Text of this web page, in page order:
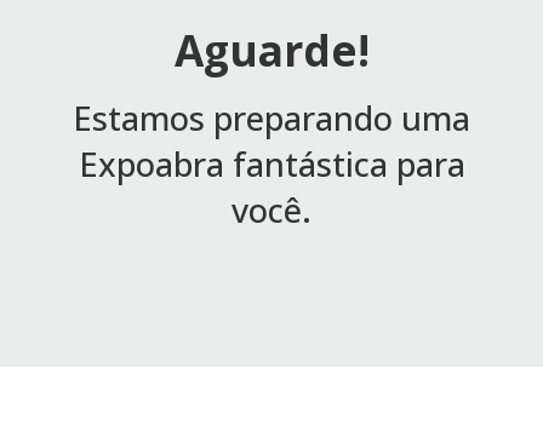
Aguarde!
Estamos preparando uma
Expoabra fantástica para
você.